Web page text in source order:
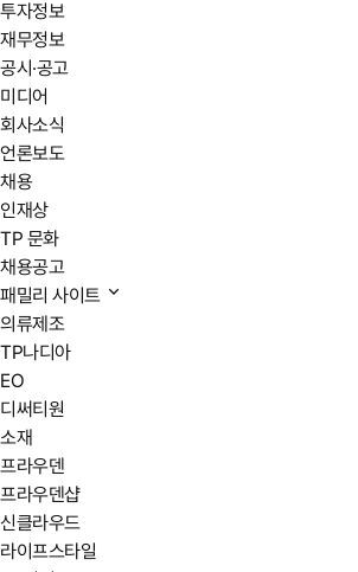
투자정보
재무정보
공시·공고
미디어
회사소식
언론보도
채용
인재상
TP 문화
채용공고
패밀리 사이트
의류제조
TP나디아
EO
디써티원
소재
프라우덴
프라우덴샵
신클라우드
라이프스타일